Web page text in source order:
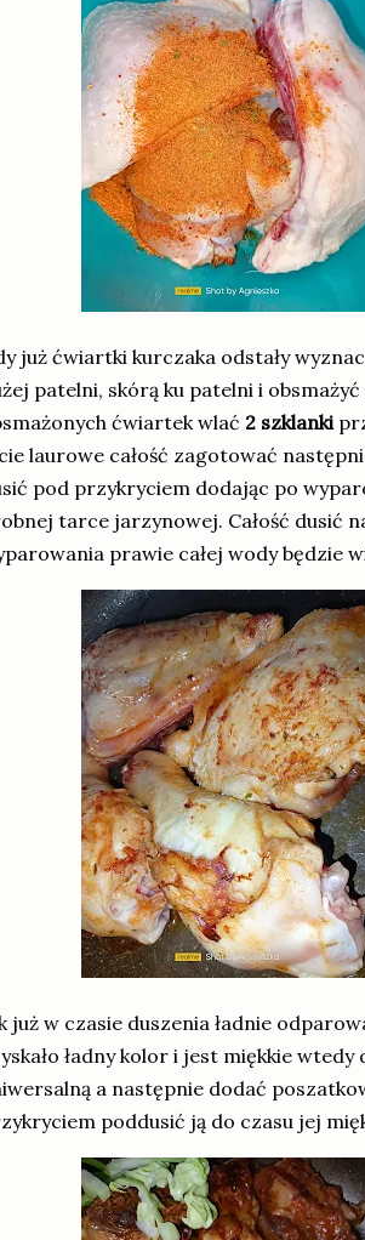
już ćwiartki kurczaka odstały
patelni, skórą ku patelni i
ćwiartek wlać 2 szklanki
laurowe całość zagotować
pod przykryciem dodając po
tarce jarzynowej. Całość dusić
prawie całej wody będzie
już w czasie duszenia ładnie
ładny kolor i jest miękkie
a następnie dodać
poddusić ją do czasu jej